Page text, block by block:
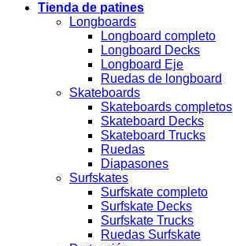
Tienda de patines
Longboards
Longboard completo
Longboard Decks
Longboard Eje
Ruedas de longboard
Skateboards
Skateboards completos
Skateboard Decks
Skateboard Trucks
Ruedas
Diapasones
Surfskates
Surfskate completo
Surfskate Decks
Surfskate Trucks
Ruedas Surfskate